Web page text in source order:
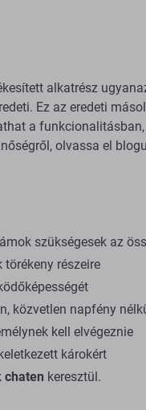
alkatrész
Ez az eredeti
a
olvassa el
szükségesek az
részeire
közvetlen napfény
kell elvégeznie
károkért
chaten keresztül.